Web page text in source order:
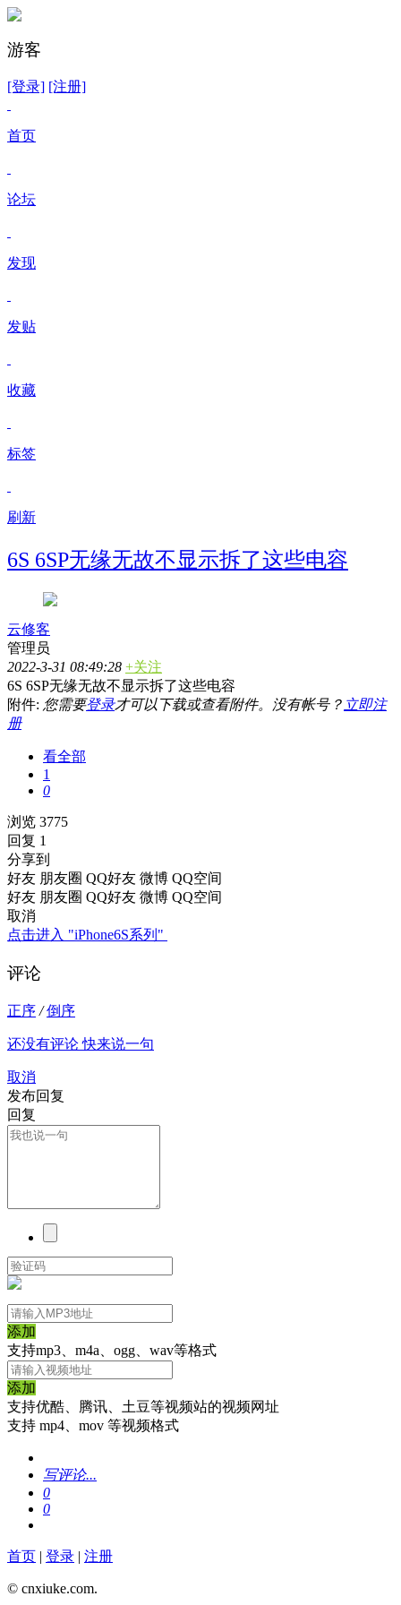
游客
[登录] [注册]
首页
论坛
发现
发贴
收藏
标签
刷新
6S 6SP无缘无故不显示拆了这些电容
云修客
管理员
2022-3-31 08:49:28 +关注
6S 6SP无缘无故不显示拆了这些电容
附件: 您需要登录才可以下载或查看附件。没有帐号？ 立即注
册
看全部
1
0
浏览 3775
回复 1
分享到
好友 朋友圈 QQ好友 微博 QQ空间
好友 朋友圈 QQ好友 微博 QQ空间
取消
点击进入 "iPhone6S系列"
评论
正序 / 倒序
还没有评论 快来说一句
取消
发布回复
回复
添加
支持mp3、m4a、ogg、wav等格式
添加
支持优酷、腾讯、土豆等视频站的视频网址
支持 mp4、mov 等视频格式
写评论...
0
0
首页 | 登录 | 注册
© cnxiuke.com.